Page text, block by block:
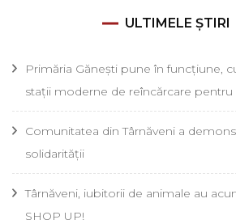
ULTIMELE ȘTIRI
Primăria Gănești pune în funcțiune,
stații moderne de reîncărcare pentru
Comunitatea din Târnăveni a
solidarității
Târnăveni, iubitorii de animale au
SHOP UP!